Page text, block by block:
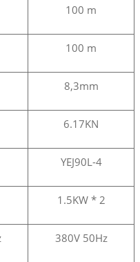
100 m
100 m
8,3mm
6.17KN
YEJ90L-4
1.5KW * 2
380V 50Hz